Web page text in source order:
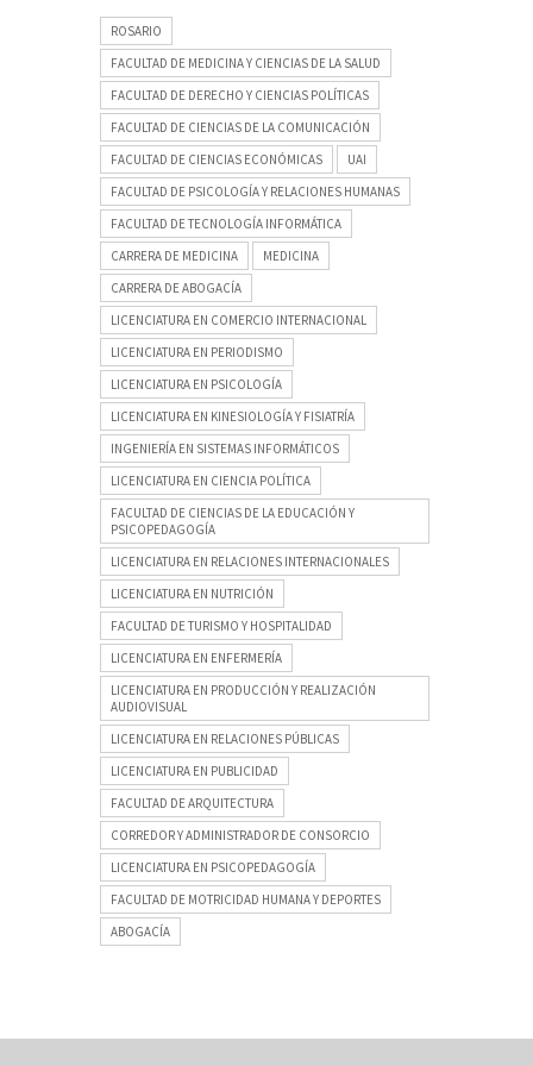
ROSARIO
FACULTAD DE MEDICINA Y CIENCIAS DE LA SALUD
FACULTAD DE DERECHO Y CIENCIAS POLÍTICAS
FACULTAD DE CIENCIAS DE LA COMUNICACIÓN
FACULTAD DE CIENCIAS ECONÓMICAS
UAI
FACULTAD DE PSICOLOGÍA Y RELACIONES HUMANAS
FACULTAD DE TECNOLOGÍA INFORMÁTICA
CARRERA DE MEDICINA
MEDICINA
CARRERA DE ABOGACÍA
LICENCIATURA EN COMERCIO INTERNACIONAL
LICENCIATURA EN PERIODISMO
LICENCIATURA EN PSICOLOGÍA
LICENCIATURA EN KINESIOLOGÍA Y FISIATRÍA
INGENIERÍA EN SISTEMAS INFORMÁTICOS
LICENCIATURA EN CIENCIA POLÍTICA
FACULTAD DE CIENCIAS DE LA EDUCACIÓN Y
PSICOPEDAGOGÍA
LICENCIATURA EN RELACIONES INTERNACIONALES
LICENCIATURA EN NUTRICIÓN
FACULTAD DE TURISMO Y HOSPITALIDAD
LICENCIATURA EN ENFERMERÍA
LICENCIATURA EN PRODUCCIÓN Y REALIZACIÓN
AUDIOVISUAL
LICENCIATURA EN RELACIONES PÚBLICAS
LICENCIATURA EN PUBLICIDAD
FACULTAD DE ARQUITECTURA
CORREDOR Y ADMINISTRADOR DE CONSORCIO
LICENCIATURA EN PSICOPEDAGOGÍA
FACULTAD DE MOTRICIDAD HUMANA Y DEPORTES
ABOGACÍA